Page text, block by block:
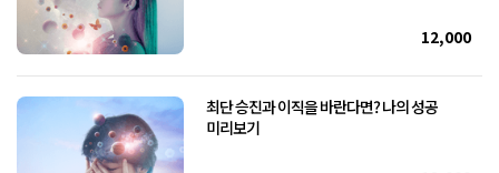
12,000
최단 승진과 이직을 바란다면? 나의 성공
미리보기